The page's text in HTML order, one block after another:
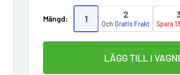
Mängd: 1 2
OchGratis Frakt Spara
LÄGG TILL I